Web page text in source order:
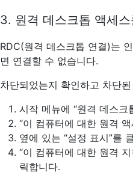
3. 원격 데스크톱 액세
RDC(원격 데스크톱 연결)는
면 연결할 수 없습니다.
차단되었는지 확인하고 차단
시작 메뉴에 “원격 데스크
“이 컴퓨터에 대한 원격
옆에 있는 “설정 표시”를
“이 컴퓨터에 대한 원격
릭합니다.